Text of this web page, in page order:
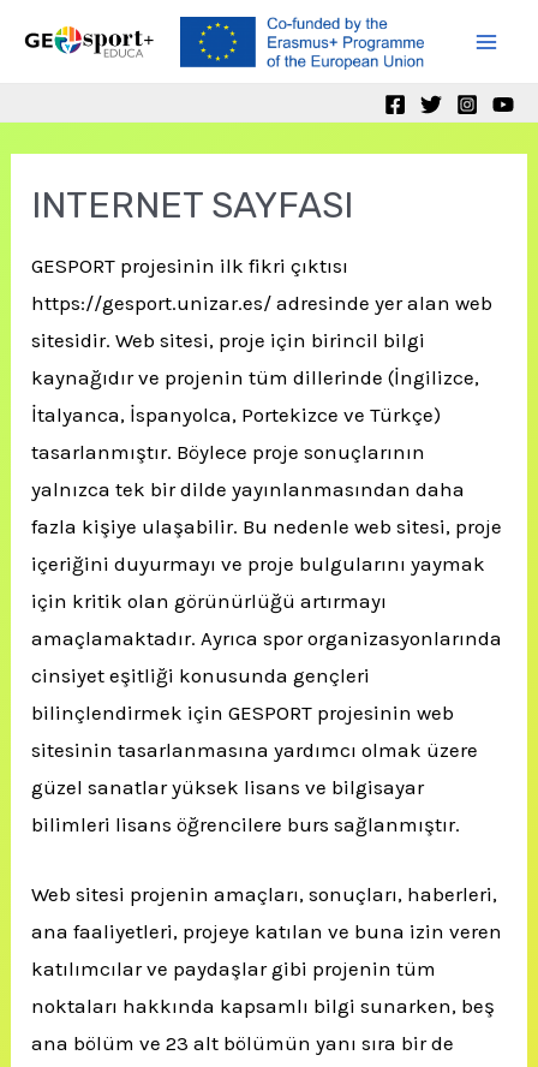
INTERNET SAYFASI
GESPORT projesinin ilk fikri çıktısı
https://gesport.unizar.es/ adresinde yer alan web
sitesidir. Web sitesi, proje için birincil bilgi
kaynağıdır ve projenin tüm dillerinde (İngilizce,
İtalyanca, İspanyolca, Portekizce ve Türkçe)
tasarlanmıştır. Böylece proje sonuçlarının
yalnızca tek bir dilde yayınlanmasından daha
fazla kişiye ulaşabilir. Bu nedenle web sitesi, proje
içeriğini duyurmayı ve proje bulgularını yaymak
için kritik olan görünürlüğü artırmayı
amaçlamaktadır. Ayrıca spor organizasyonlarında
cinsiyet eşitliği konusunda gençleri
bilinçlendirmek için GESPORT projesinin web
sitesinin tasarlanmasına yardımcı olmak üzere
güzel sanatlar yüksek lisans ve bilgisayar
bilimleri lisans öğrencilere burs sağlanmıştır.
Web sitesi projenin amaçları, sonuçları, haberleri,
ana faaliyetleri, projeye katılan ve buna izin veren
katılımcılar ve paydaşlar gibi projenin tüm
noktaları hakkında kapsamlı bilgi sunarken, beş
ana bölüm ve 23 alt bölümün yanı sıra bir de